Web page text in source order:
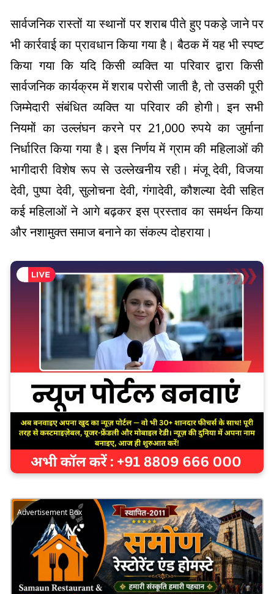
सार्वजनिक रास्तों या स्थानों पर शराब पीते हुए पकड़े जाने पर
भी कार्रवाई का प्रावधान किया गया है। बैठक में यह भी स्पष्ट
किया गया कि यदि किसी व्यक्ति या परिवार द्वारा किसी
सार्वजनिक कार्यक्रम में शराब परोसी जाती है, तो उसकी पूरी
जिम्मेदारी संबंधित व्यक्ति या परिवार की होगी। इन सभी
नियमों का उल्लंघन करने पर 21,000 रुपये का जुर्माना
निर्धारित किया गया है। इस निर्णय में ग्राम की महिलाओं की
भागीदारी विशेष रूप से उल्लेखनीय रही। मंजू देवी, विजया
देवी, पुष्पा देवी, सुलोचना देवी, गंगादेवी, कौशल्या देवी सहित
कई महिलाओं ने आगे बढ़कर इस प्रस्ताव का समर्थन किया
और नशामुक्त समाज बनाने का संकल्प दोहराया।
Advertisement Box